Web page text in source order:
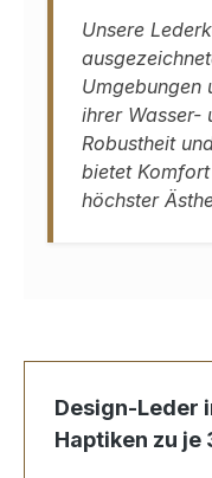
Unsere
Umgebungen
ihrer Wasser-
Robustheit
bietet
höchster
Produktgalerie
Design-Leder
Haptiken zu je